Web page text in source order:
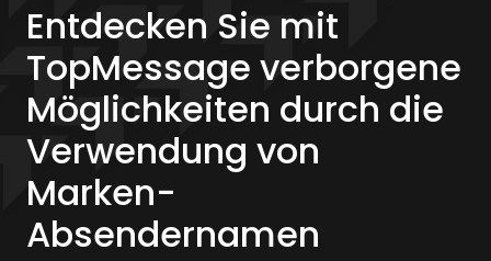
Entdecken Sie mit
TopMessage verborgene
Möglichkeiten durch die
Verwendung von
Marken-
Absendernamen